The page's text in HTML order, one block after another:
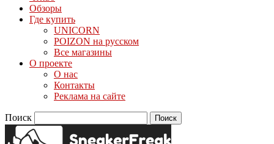
Обзоры
Где купить
UNICORN
POIZON на русском
Все магазины
О проекте
О нас
Контакты
Реклама на сайте
Поиск